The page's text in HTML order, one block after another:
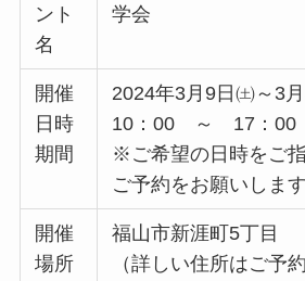
ント
名
学会
開催
日時
期間
2024年3月9日㈯～3
10：00 ～ 17：00
※ご希望の日時をご指
ご予約をお願いします
開催
場所
福山市新涯町5丁目
（詳しい住所はご予